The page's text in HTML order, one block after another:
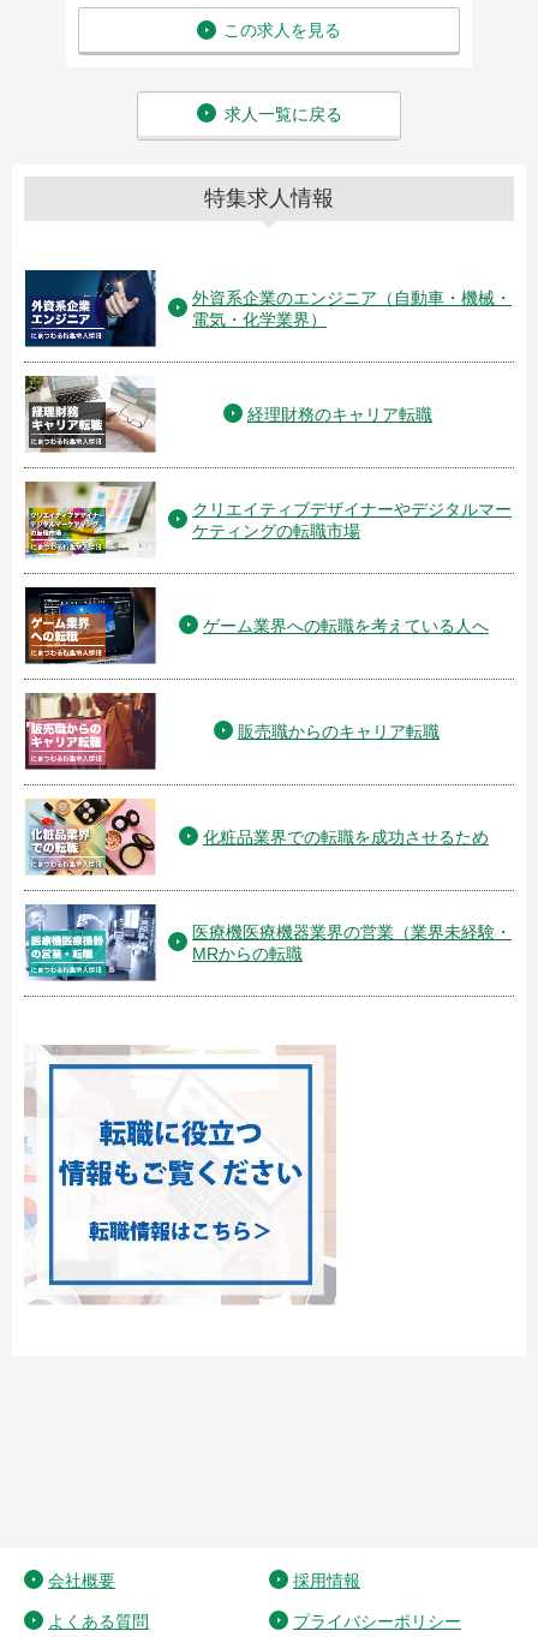
この求人を見る
求人一覧に戻る
特集求人情報
外資系企業のエンジニア（自動車・機械・
電気・化学業界）
経理財務のキャリア転職
クリエイティブデザイナーやデジタルマー
ケティングの転職市場
ゲーム業界への転職を考えている人へ
販売職からのキャリア転職
化粧品業界での転職を成功させるため
医療機医療機器業界の営業（業界未経験・
MRからの転職
会社概要 採用情報
よくある質問 プライバシーポリシー